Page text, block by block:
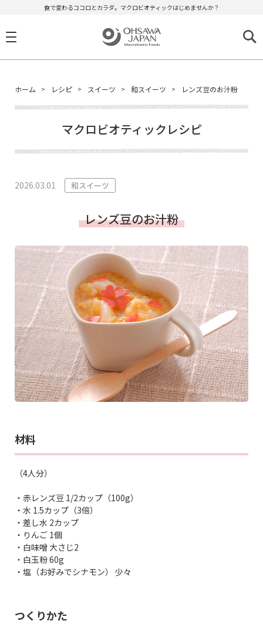
食で変わるココロとカラダ。マクロビオティックはじめませんか？
ホーム レシピ スイーツ 和スイーツ レンズ豆のお汁粉
マクロビオティックレシピ
2026.03.01 和スイーツ
レンズ豆のお汁粉
材料
（4人分）
・赤レンズ豆 1/2カップ（100g）
・水 1.5カップ（3倍）
・差し水 2カップ
・りんご 1個
・白味噌 大さじ2
・白玉粉 60g
・塩（お好みでシナモン） 少々
つくりかた